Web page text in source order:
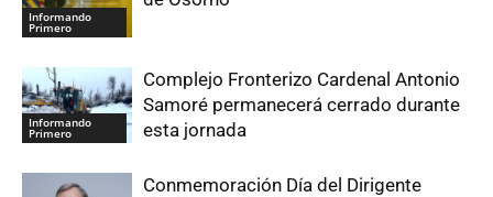
Informando
Primero
Informando
Primero
Complejo Fronterizo Cardenal Antonio
Samoré permanecerá cerrado durante
esta jornada
Conmemoración Día del Dirigente